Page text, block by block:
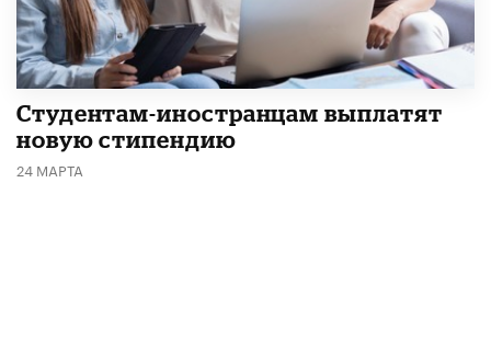
Студентам-иностранцам выплатят
новую стипендию
24 МАРТА